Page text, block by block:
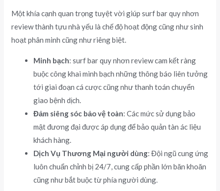
Một khía cạnh quan trọng tuyệt vời giúp surf bar quy nhơn
review thành tựu nhà yếu là chế độ hoạt động cũng như sinh
hoạt phân minh cũng như riêng biệt.
Minh bạch: surf bar quy nhơn review cam kết ràng
buộc công khai minh bạch những thông báo liên tưởng
tới giai đoạn cá cược cũng như thanh toán chuyển
giao bệnh dịch.
Đảm siêng sóc bảo vệ toàn: Các mức sử dụng bảo
mật đương đại được áp dụng để bảo quản tàn ác liệu
khách hàng.
Dịch Vụ Thương Mại người dùng: Đội ngũ cung ứng
luôn chuẩn chỉnh bị 24/7, cung cấp phần lớn băn khoăn
cũng như bắt buộc từ phía người dùng.